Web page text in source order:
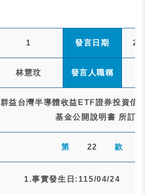
1 發言日期
林慧玟 發言人職稱
群益台灣半導體收益ETF證券投資信
基金公開說明書 所訂
第 22 款
1.事實發生日:115/04/24